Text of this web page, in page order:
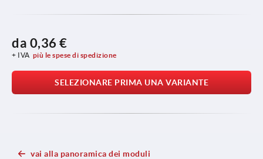
da 0,36 €
+ IVA più le spese di spedizione
SELEZIONARE PRIMA UNA VARIANTE
vai alla panoramica dei moduli